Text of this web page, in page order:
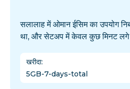
सलालाह में ओमान ईसिम का उपयोग
था, और सेटअप में केवल कुछ मिनट
खरीदा:
5GB-7-days-total